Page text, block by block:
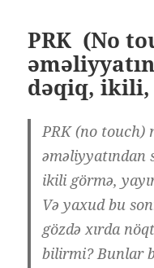
PRK (No
dəqiq, ikili,
PRK (no touch)
ikili görmə,
Və yaxud bu
gözdə xırda
bilirmi? Bunlar